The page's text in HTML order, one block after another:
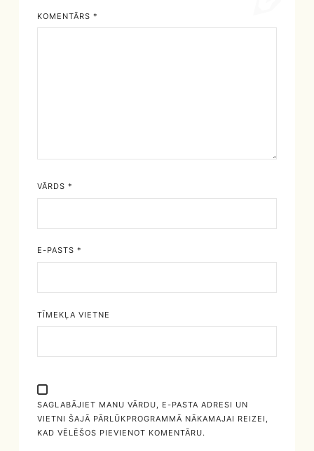
KOMENTĀRS *
VĀRDS *
E-PASTS *
TĪMEKĻA VIETNE
SAGLABĀJIET MANU VĀRDU, E-PASTA ADRESI UN
VIETNI ŠAJĀ PĀRLŪKPROGRAMMĀ NĀKAMAJAI REIZEI,
KAD VĒLĒŠOS PIEVIENOT KOMENTĀRU.